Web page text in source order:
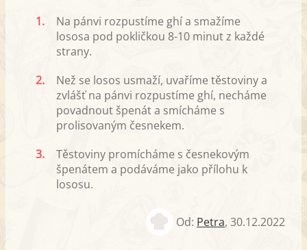
1.
Na pánvi rozpustíme ghí a smažíme
lososa pod pokličkou 8-10 minut z každé
strany.
2.
Než se losos usmaží, uvaříme těstoviny a
zvlášť na pánvi rozpustíme ghí, necháme
povadnout špenát a smícháme s
prolisovaným česnekem.
3.
Těstoviny promícháme s česnekovým
špenátem a podáváme jako přílohu k
lososu.
Od: Petra, 30.12.2022